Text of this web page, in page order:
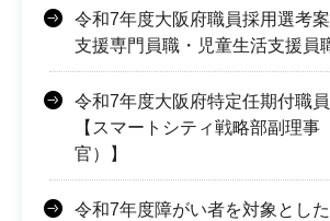
令和7年度大阪府職員採用選考
支援専門員職・児童生活支援員
令和7年度大阪府特定任期付職
【スマートシティ戦略部副理事
官）】
令和7年度障がい者を対象とし